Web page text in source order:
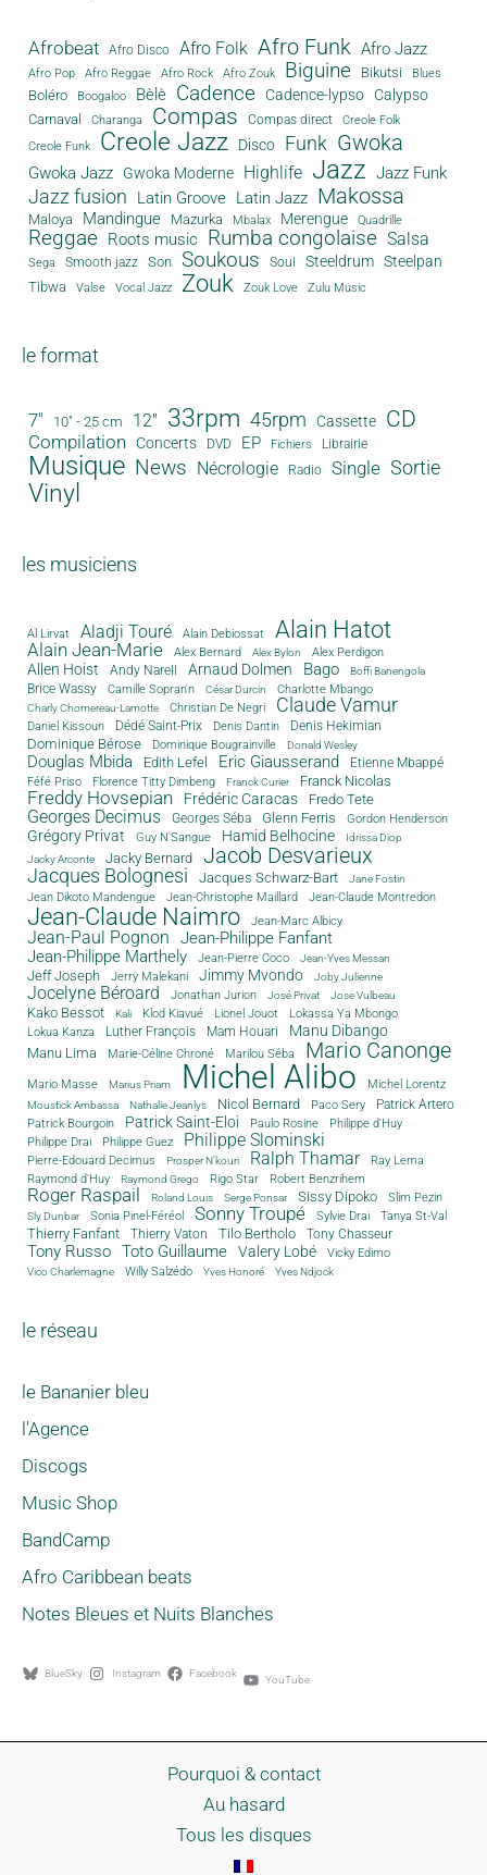
Afrobeat Afro Disco Afro Folk Afro Funk Afro Jazz
Afro Pop Afro Reggae Afro Rock Afro Zouk Biguine Bikutsi Blues
Boléro Boogaloo Bèlè Cadence Cadence-lypso Calypso
Carnaval Charanga Compas Compas direct
Creole Folk
Creole Funk
Creole Jazz Disco Funk Gwoka
Gwoka Jazz Gwoka Moderne Highlife Jazz Jazz Funk
Jazz fusion Latin Groove Latin Jazz Makossa
Maloya Mandingue Mazurka Mbalax Merengue Quadrille
Reggae Roots music Rumba congolaise Salsa
Sega Smooth jazz Son Soukous Soul Steeldrum Steelpan
Tibwa Valse Vocal Jazz Zouk Zouk Love Zulu Music
le format
7" 10" - 25 cm 12" 33rpm 45rpm Cassette CD
Compilation Concerts DVD EP Fichiers Librairie
Musique News Nécrologie Radio Single Sortie
Vinyl
les musiciens
Al Lirvat Aladji Touré Alain Debiossat Alain Hatot
Alain Jean-Marie Alex Bernard Alex Bylon Alex Perdigon
Allen Hoist Andy Narell Arnaud Dolmen Bago Boffi Banengola
Brice Wassy Camille Sopran'n César Durcin Charlotte Mbango
Charly Chomereau-Lamotte Christian De Negri Claude Vamur
Daniel Kissoun Dédé Saint-Prix Denis Dantin Denis Hekimian
Dominique Bérose Dominique Bougrainville Donald Wesley
Douglas Mbida Edith Lefel Eric Giausserand Etienne Mbappé
Féfé Priso Florence Titty Dimbeng Franck Curier Franck Nicolas
Freddy Hovsepian Frédéric Caracas Fredo Tete
Georges Decimus Georges Séba Glenn Ferris Gordon Henderson
Grégory Privat Guy N'Sangue Hamid Belhocine
Idrissa Diop
Jacky Arconte
Jacky Bernard Jacob Desvarieux
Jacques Bolognesi Jacques Schwarz-Bart Jane Fostin
Jean Dikoto Mandengue Jean-Christophe Maillard Jean-Claude Montredon
Jean-Claude Naimro Jean-Marc Albicy
Jean-Paul Pognon
Jean-Philippe Fanfant
Jean-Philippe Marthely
Jean-Pierre Coco Jean-Yves Messan
Jeff Joseph Jerry Malekani Jimmy Mvondo Joby Julienne
Jocelyne Béroard Jonathan Jurion José Privat Jose Vulbeau
Kako Bessot Kali Klod Kiavué Lionel Jouot
Lokassa Ya Mbongo
Lokua Kanza
Luther François Mam Houari Manu Dibango
Manu Lima Marie-Céline Chroné Marilou Séba Mario Canonge
Mario Masse Marius Priam Michel Alibo Michel Lorentz
Moustick Ambassa Nathalie Jeanlys Nicol Bernard Paco Sery
Patrick Artero
Patrick Bourgoin
Patrick Saint-Eloi Paulo Rosine
Philippe d'Huy
Philippe Drai
Philippe Guez Philippe Slominski
Pierre-Edouard Decimus Prosper N'kouri Ralph Thamar
Ray Lema
Raymond d'Huy
Raymond Grego Rigo Star Robert Benzrihem
Roger Raspail Roland Louis Serge Ponsar Sissy Dipoko Slim Pezin
Sly Dunbar Sonia Pinel-Féréol Sonny Troupé Sylvie Drai Tanya St-Val
Thierry Fanfant Thierry Vaton Tilo Bertholo Tony Chasseur
Tony Russo Toto Guillaume Valery Lobé Vicky Edimo
Vico Charlemagne Willy Salzédo Yves Honoré Yves Ndjock
le réseau
le Bananier bleu
l'Agence
Discogs
Music Shop
BandCamp
Afro Caribbean beats
Notes Bleues et Nuits Blanches
BlueSky Instagram Facebook YouTube
Pourquoi & contact
Au hasard
Tous les disques